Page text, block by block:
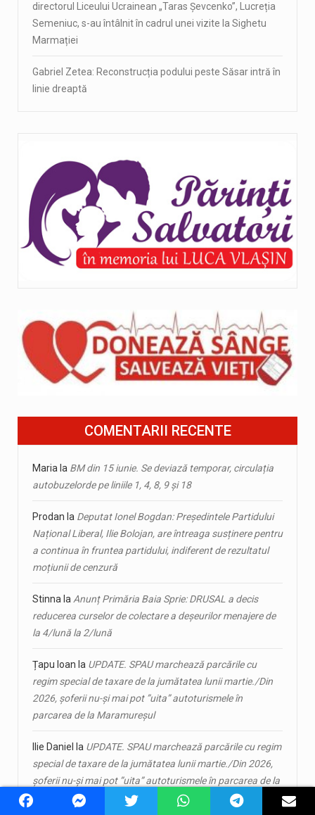
directorul Liceului Ucrainean „Taras Șevcenko”, Lucreția
Semeniuc, s-au întâlnit în cadrul unei vizite la Sighetu
Marmației
Gabriel Zetea: Reconstrucția podului peste Săsar intră în
linie dreaptă
COMENTARII RECENTE
Maria la BM din 15 iunie. Se deviază temporar, circulația
autobuzelorde pe liniile 1, 4, 8, 9 și 18
Prodan la Deputat Ionel Bogdan: Președintele Partidului
Național Liberal, Ilie Bolojan, are întreaga susținere pentru
a continua în fruntea partidului, indiferent de rezultatul
moțiunii de cenzură
Stinna la Anunț Primăria Baia Sprie: DRUSAL a decis
reducerea curselor de colectare a deșeurilor menajere de
la 4/lună la 2/lună
Țapu Ioan la UPDATE. SPAU marchează parcările cu
regim special de taxare de la jumătatea lunii martie./Din
2026, șoferii nu-și mai pot ”uita” autoturismele în
parcarea de la Maramureșul
Ilie Daniel la UPDATE. SPAU marchează parcările cu regim
special de taxare de la jumătatea lunii martie./Din 2026,
șoferii nu-și mai pot ”uita” autoturismele în parcarea de la
Maramureșul